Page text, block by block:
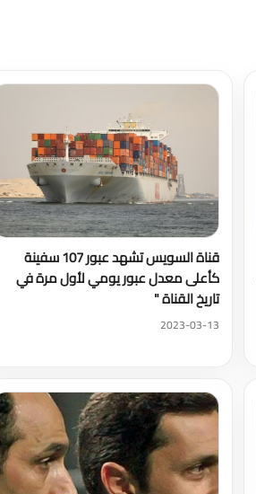
قناة السويس تشهد عبور 107 سفينة
كأعلى معدل عبور يومي لأول مرة في
تاريخ القناة "
2023-03-13